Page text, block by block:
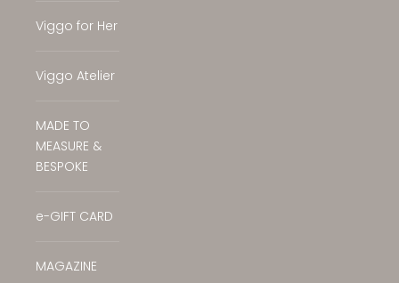
Viggo for Her
Viggo Atelier
MADE TO
MEASURE &
BESPOKE
e-GIFT CARD
MAGAZINE